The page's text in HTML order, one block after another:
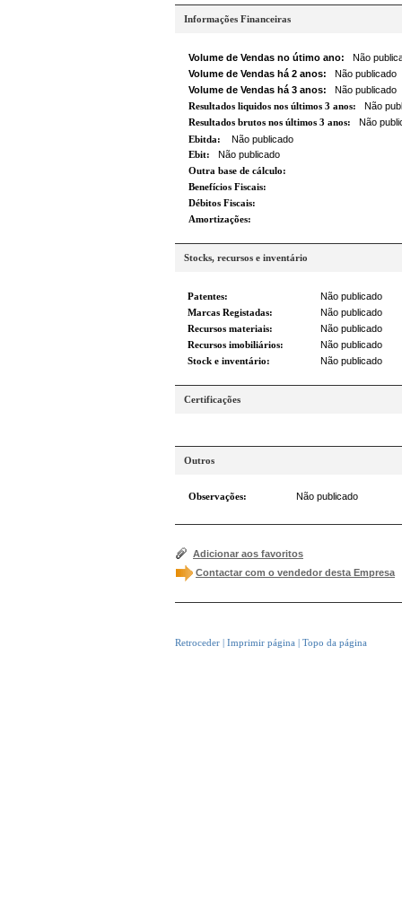
Informações Financeiras
Volume de Vendas no útimo ano: Não
Volume de Vendas há 2 anos: Não publicado
Volume de Vendas há 3 anos: Não publicado
Resultados liquidos nos últimos 3 anos: Não
Resultados brutos nos últimos 3 anos:
Não
Ebitda:
Não publicado
Ebit:
Não publicado
Outra base de cálculo:
Benefícios Fiscais:
Débitos Fiscais:
Amortizações:
Stocks, recursos e inventário
Patentes:
Não publicado
Marcas Registadas:
Não publicado
Recursos materiais:
Não publicado
Recursos imobiliários:
Não publicado
Stock e inventário:
Não publicado
Certificações
Outros
Observações: Não publicado
Adicionar aos favoritos
Contactar com o vendedor desta Empresa
Retroceder | Imprimir página | Topo da página